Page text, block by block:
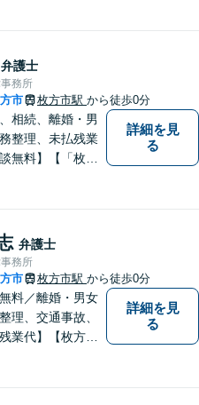
気軽にお声がけ
オンライン・電
完全個室・防音
弁護士
務所
市 枚方市駅 から徒歩0分
相続、離婚・男
整理、未払残業
無料】【「枚方
、あらゆる観点
ご提案してまい
詳細を見
る
弁護士
務所
市 枚方市駅 から徒歩0分
無料／離婚・男女
理、交通事故、
業代】【枚方市
詳細を見
る